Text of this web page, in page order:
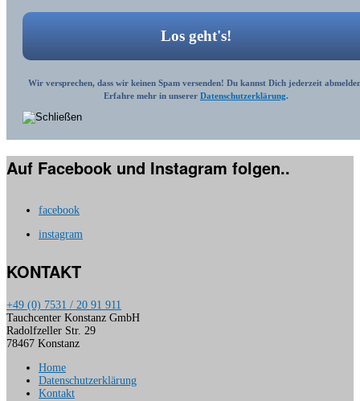
Wir versprechen, dass wir keinen Spam versenden! Du kannst Dich jederzeit
Erfahre mehr in unserer Datenschutzerklärung.
Auf Facebook und Instagram folgen..
facebook
instagram
KONTAKT
+49 (0) 7531 / 20 91 911
Tauchcenter Konstanz GmbH
Radolfzeller Str. 29
78467 Konstanz
Home
Datenschutzerklärung
Kontakt